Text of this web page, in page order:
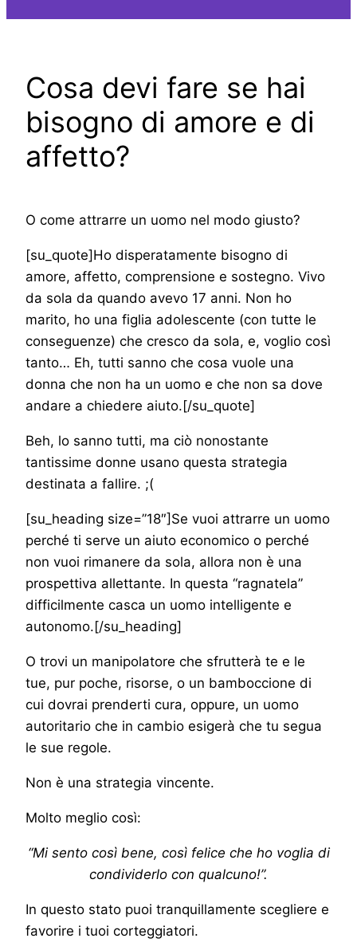
Cosa devi fare se hai
bisogno di amore e di
affetto?
O come attrarre un uomo nel modo giusto?
[su_quote]Ho disperatamente bisogno di
amore, affetto, comprensione e sostegno. Vivo
da sola da quando avevo 17 anni. Non ho
marito, ho una figlia adolescente (con tutte le
conseguenze) che cresco da sola, e, voglio così
tanto… Eh, tutti sanno che cosa vuole una
donna che non ha un uomo e che non sa dove
andare a chiedere aiuto.[/su_quote]
Beh, lo sanno tutti, ma ciò nonostante
tantissime donne usano questa strategia
destinata a fallire. ;(
[su_heading size=”18″]Se vuoi attrarre un uomo
perché ti serve un aiuto economico o perché
non vuoi rimanere da sola, allora non è una
prospettiva allettante. In questa “ragnatela”
difficilmente casca un uomo intelligente e
autonomo.[/su_heading]
O trovi un manipolatore che sfrutterà te e le
tue, pur poche, risorse, o un bamboccione di
cui dovrai prenderti cura, oppure, un uomo
autoritario che in cambio esigerà che tu segua
le sue regole.
Non è una strategia vincente.
Molto meglio così:
“Mi sento così bene, così felice che ho voglia di
condividerlo con qualcuno!”.
In questo stato puoi tranquillamente scegliere e
favorire i tuoi corteggiatori.